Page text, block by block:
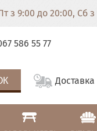
з 9:00 до 20:00, Сб з
586 55 77
Доставка